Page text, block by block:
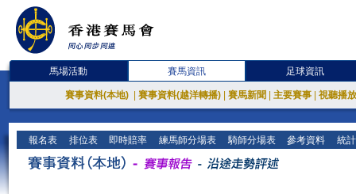
馬場活動 賽馬資訊 足球資訊
賽事資料(本地) 賽事資料(越洋轉播) 賽馬新聞 主要賽事 視聽播
報名表 排位表 即時賠率 練馬師分場表 騎師分場表 參考資料 統